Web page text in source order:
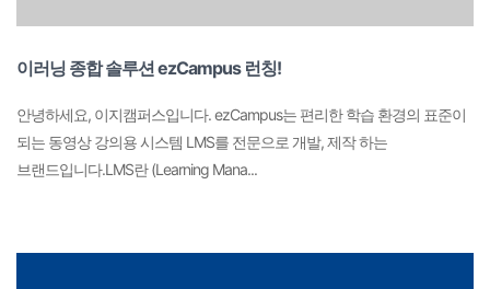
이러닝 종합 솔루션 ezCampus 런칭!
안녕하세요, 이지캠퍼스입니다. ezCampus는 편리한 학습 환경의 표준이
되는 동영상 강의용 시스템 LMS를 전문으로 개발, 제작 하는
브랜드입니다.LMS란 (Learning Mana...